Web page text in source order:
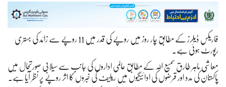
فاریکس ڈیلرز کے مطابق چار روز میں روپے کی قدر میں 11 روپے سے زائد کی بہتری
رپورٹ ہوئی ہے۔
معاشی ماہر طارق سمیع اللہ کے مطابق عالمی اداروں کی جانب سے سیلابی صورتحال میں
پاکستان کی مدد اور قرضوں کی ادائیگیوں میں ریلیف کی خبروں کا اثر روپے پر نظر آیا ہے۔